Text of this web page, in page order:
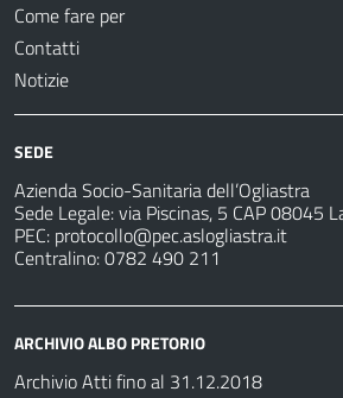
Come fare per
Contatti
Notizie
SEDE
Azienda Socio-Sanitaria dell’Ogliastra
Sede Legale: via Piscinas, 5 CAP 08045
PEC: protocollo@pec.aslogliastra.it
Centralino: 0782 490 211
ARCHIVIO ALBO PRETORIO
Archivio Atti fino al 31.12.2018